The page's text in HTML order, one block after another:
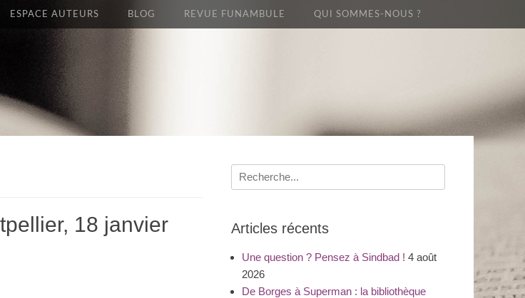
ESPACE AUTEURS BLOG REVUE FUNAMBULE QUI SOMMES-NOUS ?
18 janvier
Recherche
pour
Articles récents
Une question ? Pensez à Sindbad ! 4 août
2026
De Borges à Superman : la bibliothèque